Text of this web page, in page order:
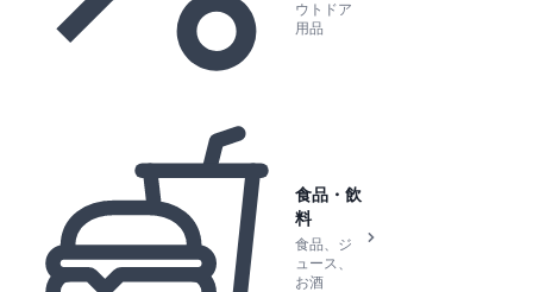
ウトドア
用品
食品・飲
料
食品、ジ
ュース、
お酒